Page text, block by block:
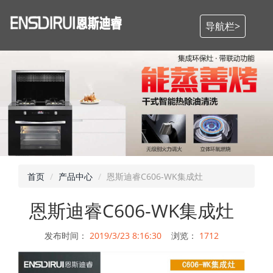
导航栏>
首页 产品中心 恩斯迪睿C606-WK集成灶
恩斯迪睿C606-WK集成灶
发布时间： 2019/3/23 8:16:30 浏览： 1712